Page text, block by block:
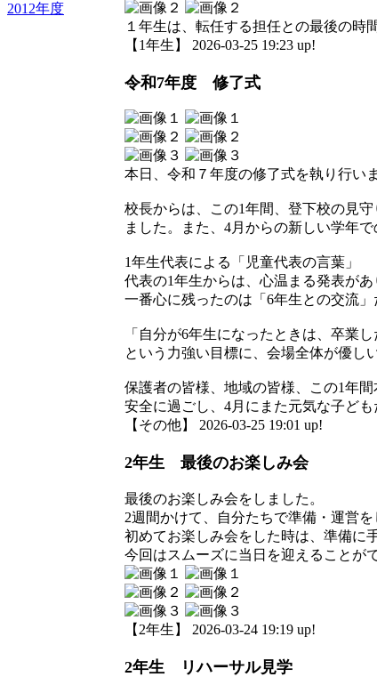
2012年度
１年生は、転任する担任との最後の時
【1年生】 2026-03-25 19:23 up!
令和7年度 修了式
本日、令和７年度の修了式を執り行い
校長からは、この1年間、登下校の見
ました。また、4月からの新しい学年
1年生代表による「児童代表の言葉」
代表の1年生からは、心温まる発表があ
一番心に残ったのは「6年生との交流」
「自分が6年生になったときは、卒業
という力強い目標に、会場全体が優し
保護者の皆様、地域の皆様、この1年
安全に過ごし、4月にまた元気な子ど
【その他】 2026-03-25 19:01 up!
2年生 最後のお楽しみ会
最後のお楽しみ会をしました。
2週間かけて、自分たちで準備・運営を
初めてお楽しみ会をした時は、準備に
今回はスムーズに当日を迎えることが
【2年生】 2026-03-24 19:19 up!
2年生 リハーサル見学